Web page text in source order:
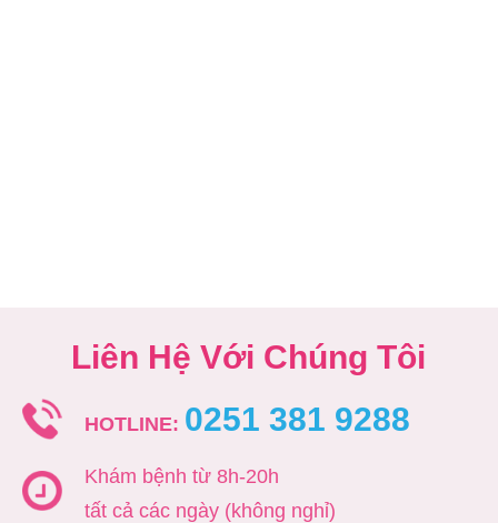
Liên Hệ Với Chúng Tôi
HOTLINE: 0251 381 9288
Khám bệnh từ 8h-20h
tất cả các ngày (không nghỉ)